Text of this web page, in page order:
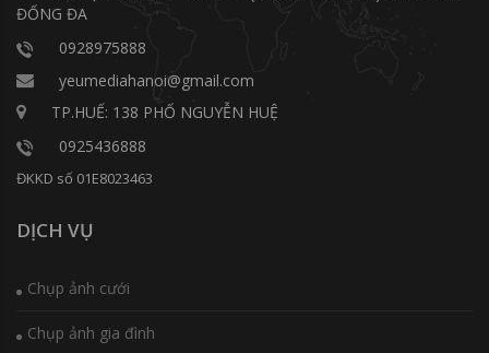
ĐỐNG ĐA
0928975888
yeumediahanoi@gmail.com
TP.HUẾ: 138 PHỐ NGUYỄN HUỆ
0925436888
ĐKKD số 01E8023463
DỊCH VỤ
Chụp ảnh cưới
Chụp ảnh gia đình